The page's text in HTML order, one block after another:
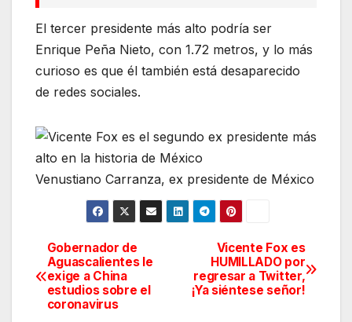
El tercer presidente más alto podría ser
Enrique Peña Nieto, con 1.72 metros, y lo más
curioso es que él también está desaparecido
de redes sociales.
Venustiano Carranza, ex presidente de México
Navegación
de
Vicente Fox es
HUMILLADO por
regresar a Twitter,
¡Ya siéntese señor!
Gobernador de
Aguascalientes le
exige a China
estudios sobre el
coronavirus